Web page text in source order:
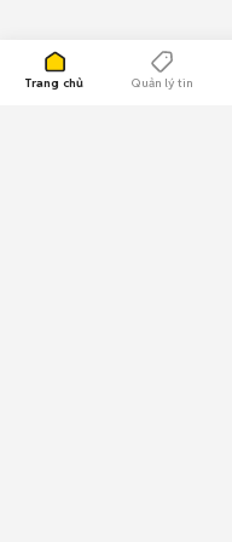
Trang chủ Quản lý tin